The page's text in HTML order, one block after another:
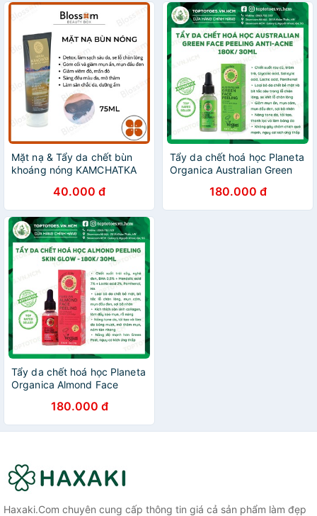
Mặt nạ & Tẩy da chết bùn
khoáng nóng KAMCHATKA
40.000 đ
Tẩy da chết hoá học Planeta
Organica Australian Green
ẩn, mụn cám, mụn đầu đen
180.000 đ
Tẩy da chết hoá học Planeta
Organica Almond Face
mịn mướt, căng bóng
180.000 đ
Haxaki.Com chuyên cung cấp thông tin giá cả sản phẩm làm đẹp